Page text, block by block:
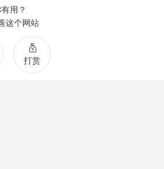
用？
这个网站
打赏